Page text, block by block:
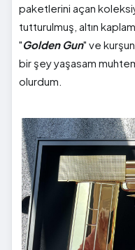
paketlerini açan
tutturulmuş, altın
"Golden Gun" ve
bir şey yaşasam
olurdum.